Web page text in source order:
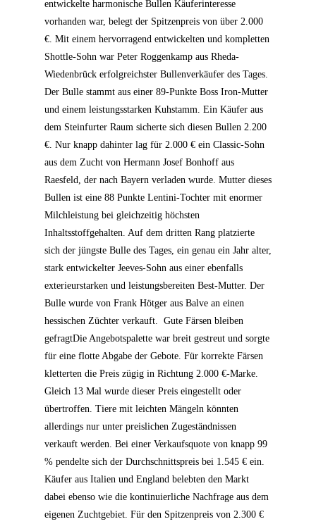
entwickelte harmonische Bullen Käuferinteresse
vorhanden war, belegt der Spitzenpreis von über 2.000
€. Mit einem hervorragend entwickelten und kompletten
Shottle-Sohn war Peter Roggenkamp aus Rheda-
Wiedenbrück erfolgreichster Bullenverkäufer des Tages.
Der Bulle stammt aus einer 89-Punkte Boss Iron-Mutter
und einem leistungsstarken Kuhstamm. Ein Käufer aus
dem Steinfurter Raum sicherte sich diesen Bullen 2.200
€. Nur knapp dahinter lag für 2.000 € ein Classic-Sohn
aus dem Zucht von Hermann Josef Bonhoff aus
Raesfeld, der nach Bayern verladen wurde. Mutter dieses
Bullen ist eine 88 Punkte Lentini-Tochter mit enormer
Milchleistung bei gleichzeitig höchsten
Inhaltsstoffgehalten. Auf dem dritten Rang platzierte
sich der jüngste Bulle des Tages, ein genau ein Jahr alter,
stark entwickelter Jeeves-Sohn aus einer ebenfalls
exterieurstarken und leistungsbereiten Best-Mutter. Der
Bulle wurde von Frank Hötger aus Balve an einen
hessischen Züchter verkauft. Gute Färsen bleiben
gefragtDie Angebotspalette war breit gestreut und sorgte
für eine flotte Abgabe der Gebote. Für korrekte Färsen
kletterten die Preis zügig in Richtung 2.000 €-Marke.
Gleich 13 Mal wurde dieser Preis eingestellt oder
übertroffen. Tiere mit leichten Mängeln könnten
allerdings nur unter preislichen Zugeständnissen
verkauft werden. Bei einer Verkaufsquote von knapp 99
% pendelte sich der Durchschnittspreis bei 1.545 € ein.
Käufer aus Italien und England belebten den Markt
dabei ebenso wie die kontinuierliche Nachfrage aus dem
eigenen Zuchtgebiet. Für den Spitzenpreis von 2.300 €